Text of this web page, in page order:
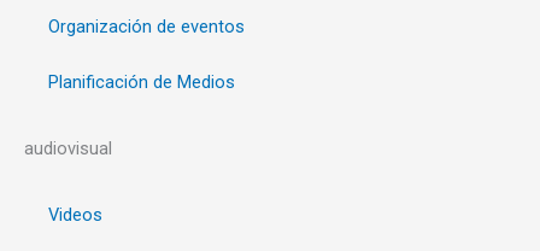
Organización de eventos
Planificación de Medios
audiovisual
Videos